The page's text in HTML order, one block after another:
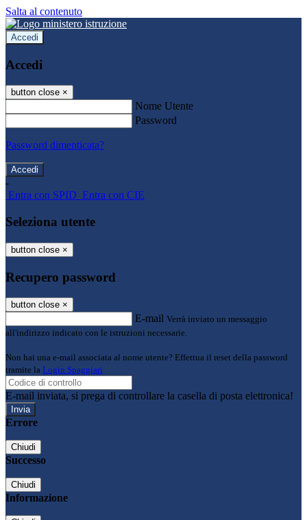
Salta al contenuto
Accedi
Accedi
button close ×
Nome Utente
Password
Password dimenticata?
-
Entra con SPID Entra con CIE
Seleziona utente
button close ×
Recupero password
button close ×
E-mail Verrà inviato un messaggio
all'indirizzo indicato con le istruzioni necessarie.
Non hai una e-mail associata al nome utente? Effettua il reset della password
tramite la Login Spaggiari
E-mail inviata, si prega di controllare la casella di posta elettronica!
Errore
Chiudi
Successo
Chiudi
Informazione